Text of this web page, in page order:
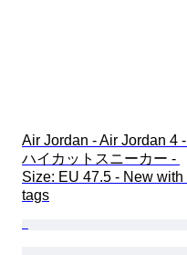
Air Jordan - Air Jordan 4 -
ハイカットスニーカー -
Size: EU 47.5 - New with
tags